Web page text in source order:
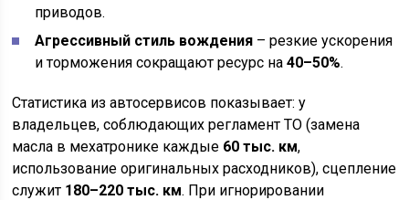
приводов.
Агрессивный стиль вождения – резкие ускорения
и торможения сокращают ресурс на40–50%.
Статистика из автосервисов показывает: у
владельцев, соблюдающих регламент ТО (замена
масла в мехатронике каждые 60 тыс. км,
использование оригинальных расходников), сцепление
служит 180–220 тыс. км. При игнорировании